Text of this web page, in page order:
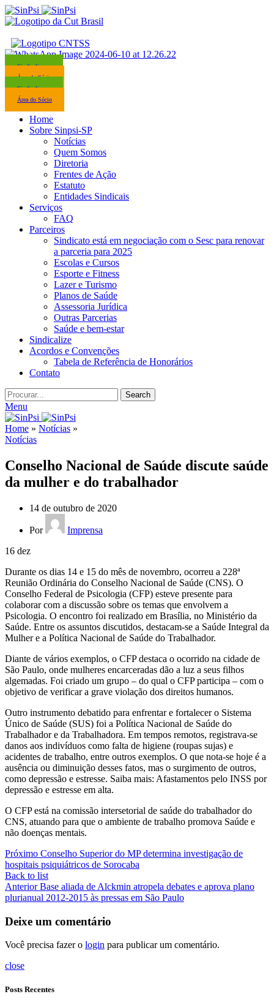
Sindicalize-se
Área do Sócio
Sindicalize-se
Área do Sócio
Home
Sobre Sinpsi-SP
Notícias
Quem Somos
Diretoria
Frentes de Ação
Estatuto
Entidades Sindicais
Serviços
FAQ
Parceiros
Sindicato está em negociação com o Sesc para renovar
a parceria para 2025
Escolas e Cursos
Esporte e Fitness
Lazer e Turismo
Planos de Saúde
Assessoria Jurídica
Outras Parcerias
Saúde e bem-estar
Sindicalize
Acordos e Convenções
Tabela de Referência de Honorários
Contato
Search
Menu
Home » Notícias »
Notícias
Conselho Nacional de Saúde discute saúde
da mulher e do trabalhador
14 de outubro de 2020
Por
Imprensa
16 dez
Durante os dias 14 e 15 do mês de novembro, ocorreu a 228ª
Reunião Ordinária do Conselho Nacional de Saúde (CNS). O
Conselho Federal de Psicologia (CFP) esteve presente para
colaborar com a discussão sobre os temas que envolvem a
Psicologia. O encontro foi realizado em Brasília, no Ministério da
Saúde. Entre os assuntos discutidos, destacam-se a Saúde Integral da
Mulher e a Política Nacional de Saúde do Trabalhador.
Diante de vários exemplos, o CFP destaca o ocorrido na cidade de
São Paulo, onde mulheres encarceradas dão a luz a seus filhos
algemadas. Foi criado um grupo – do qual o CFP participa – com o
objetivo de verificar a grave violação dos direitos humanos.
Outro instrumento debatido para enfrentar e fortalecer o Sistema
Único de Saúde (SUS) foi a Política Nacional de Saúde do
Trabalhador e da Trabalhadora. Em tempos remotos, registrava-se
danos aos indivíduos como falta de higiene (roupas sujas) e
acidentes de trabalho, entre outros exemplos. O que nota-se hoje é a
ausência ou diminuição desses fatos, mas o surgimento de outros,
como depressão e estresse. Saiba mais: Afastamentos pelo INSS por
depressão e estresse em alta.
O CFP está na comissão intersetorial de saúde do trabalhador do
CNS, atuando para que o ambiente de trabalho promova Saúde e
não doenças mentais.
Próximo Conselho Superior do MP determina investigação de
hospitais psiquiátricos de Sorocaba
Back to list
Anterior Base aliada de Alckmin atropela debates e aprova plano
plurianual 2012-2015 às pressas em São Paulo
Deixe um comentário
Você precisa fazer o login para publicar um comentário.
close
Posts Recentes